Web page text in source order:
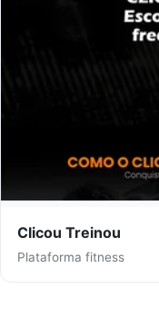
Clicou Treinou
Plataforma fitness